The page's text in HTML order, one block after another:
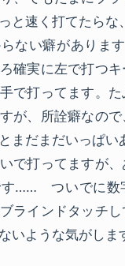
と速く打てたらな
ない癖がありま
確実に左で打つ
で打ってます。
が、所詮癖なの
まだまだいっぱい
で打ってますが
す…… ついでに数
ラインドタッチ
いような気がしま